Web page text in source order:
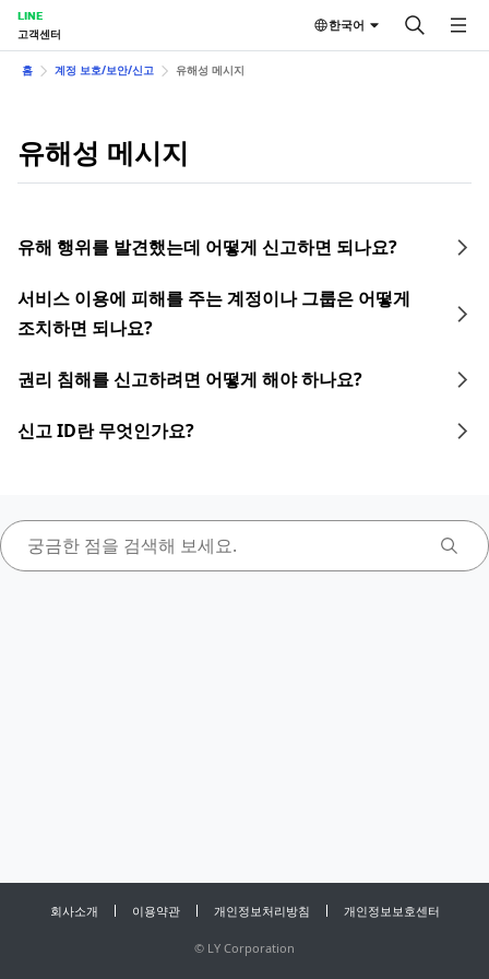
LINE
고객센터
한국어
홈 계정 보호/보안/신고 유해성 메시지
유해성 메시지
유해 행위를 발견했는데 어떻게 신고하면 되나요?
서비스 이용에 피해를 주는 계정이나 그룹은 어떻게
조치하면 되나요?
권리 침해를 신고하려면 어떻게 해야 하나요?
신고 ID란 무엇인가요?
회사소개 이용약관 개인정보처리방침 개인정보보호센터
© LY Corporation